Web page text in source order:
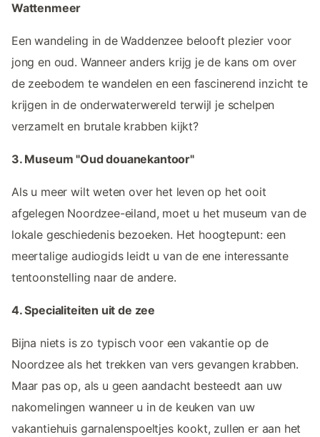
Wattenmeer
Een wandeling in de Waddenzee belooft plezier voor
jong en oud. Wanneer anders krijg je de kans om over
de zeebodem te wandelen en een fascinerend inzicht te
krijgen in de onderwaterwereld terwijl je schelpen
verzamelt en brutale krabben kijkt?
3. Museum "Oud douanekantoor"
Als u meer wilt weten over het leven op het ooit
afgelegen Noordzee-eiland, moet u het museum van de
lokale geschiedenis bezoeken. Het hoogtepunt: een
meertalige audiogids leidt u van de ene interessante
tentoonstelling naar de andere.
4. Specialiteiten uit de zee
Bijna niets is zo typisch voor een vakantie op de
Noordzee als het trekken van vers gevangen krabben.
Maar pas op, als u geen aandacht besteedt aan uw
nakomelingen wanneer u in de keuken van uw
vakantiehuis garnalenspoeltjes kookt, zullen er aan het